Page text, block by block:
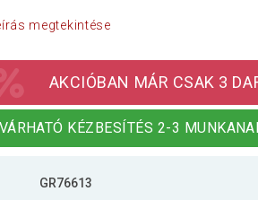
megtekintése
AKCIÓBAN MÁR CSAK 3
VÁRHATÓ KÉZBESÍTÉS 2-3
GR76613